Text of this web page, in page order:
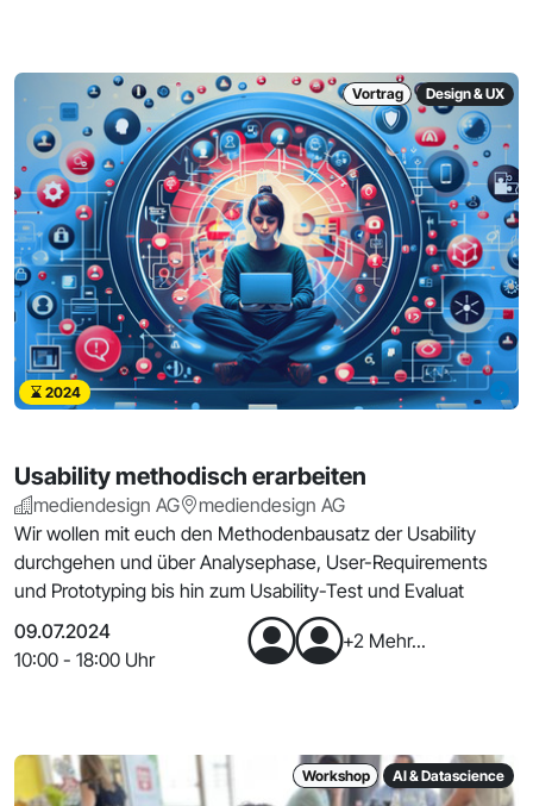
Vortrag Design & UX
2024
Usability methodisch erarbeiten
mediendesign AG
mediendesign AG
Wir wollen mit euch den Methodenbausatz der Usability
durchgehen und über Analysephase, User-Requirements
und Prototyping bis hin zum Usability-Test und Evaluat
09.07.2024
10:00 - 18:00 Uhr
+2 Mehr...
Workshop AI & Datascience